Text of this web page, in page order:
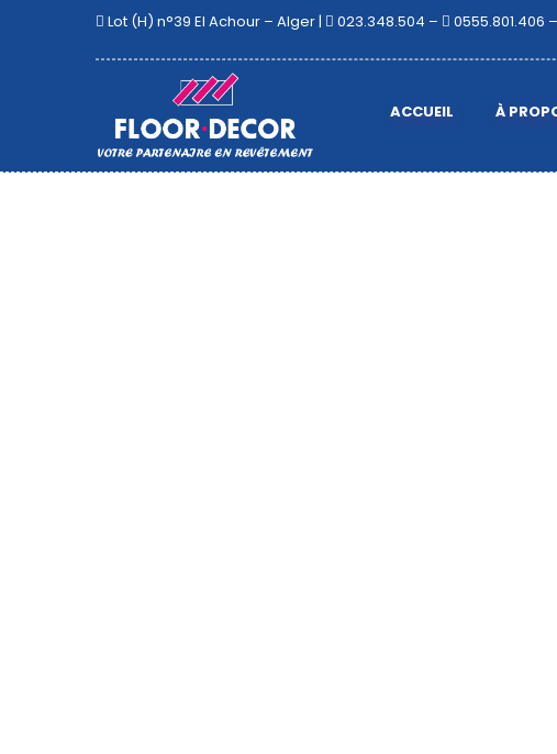
Lot (H) n°39 El Achour – Alger | 023.348.504 – 0555.801.406 –
ACCUEIL À